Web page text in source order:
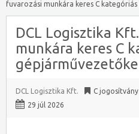
fuvarozási munkára keres C
DCL Logisztika
munkára keres C
DCL Logisztika Kft. C jogosítvány
29 júl 2026